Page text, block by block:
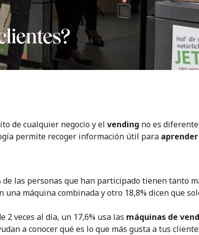
de cualquier negocio y el vending no es
permite recoger información útil para
las personas que han participado tienen tanto
máquina combinada y otro 18,8% dicen que
2 veces al día, un 17,6% usa las máquinas de
a conocer qué es lo que más gusta a tus